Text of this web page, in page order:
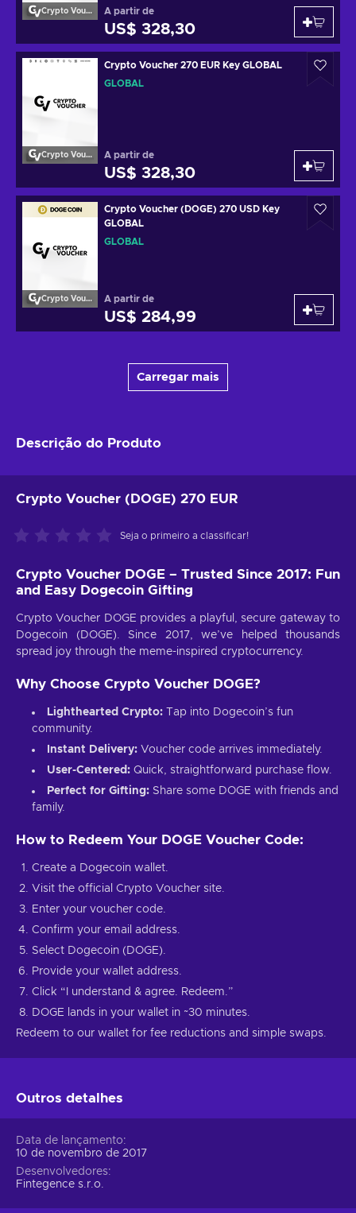
Crypto Voucher A partir de
US$ 328,30
Crypto Voucher
Crypto Voucher 270 EUR Key GLOBAL
GLOBAL
A partir de
US$ 328,30
Crypto Voucher
Crypto Voucher (DOGE) 270 USD Key
GLOBAL
GLOBAL
A partir de
US$ 284,99
Carregar mais
Descrição do Produto
Crypto Voucher (DOGE) 270 EUR
Seja o primeiro a classificar!
Crypto Voucher DOGE – Trusted Since 2017: Fun
and Easy Dogecoin Gifting
Crypto Voucher DOGE provides a playful, secure gateway to
Dogecoin (DOGE). Since 2017, we’ve helped thousands
spread joy through the meme-inspired cryptocurrency.
Why Choose Crypto Voucher DOGE?
Lighthearted Crypto: Tap into Dogecoin’s fun
community.
Instant Delivery: Voucher code arrives immediately.
User-Centered: Quick, straightforward purchase flow.
Perfect for Gifting: Share some DOGE with friends and
family.
How to Redeem Your DOGE Voucher Code:
Create a Dogecoin wallet.
Visit the official Crypto Voucher site.
Enter your voucher code.
Confirm your email address.
Select Dogecoin (DOGE).
Provide your wallet address.
Click “I understand & agree. Redeem.”
DOGE lands in your wallet in ~30 minutes.
Redeem to our wallet for fee reductions and simple swaps.
Outros detalhes
Data de lançamento
10 de novembro de 2017
Desenvolvedores
Fintegence s.r.o.